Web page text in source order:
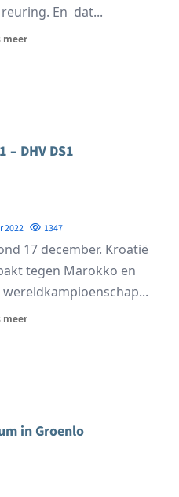
En dat...
meer
– DHV DS1
2022 1347
17 december. Kroatië
tegen Marokko en
meer
in Groenlo